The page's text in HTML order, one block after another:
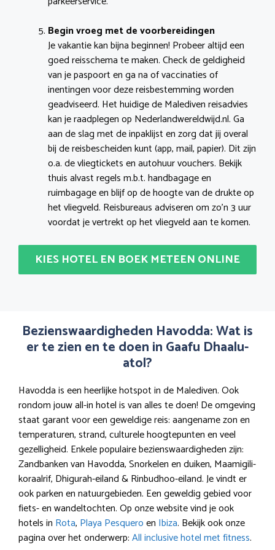
Begin vroeg met de voorbereidingen
Je vakantie kan bijna beginnen! Probeer altijd een
goed reisschema te maken. Check de geldigheid
van je paspoort en ga na of vaccinaties of
inentingen voor deze reisbestemming worden
geadviseerd. Het huidige de Malediven reisadvies
kan je raadplegen op Nederlandwereldwijd.nl. Ga
aan de slag met de inpaklijst en zorg dat jij overal
bij de reisbescheiden kunt (app, mail, papier). Dit zijn
o.a. de vliegtickets en autohuur vouchers. Bekijk
thuis alvast regels m.b.t. handbagage en
ruimbagage en blijf op de hoogte van de drukte op
het vliegveld. Reisbureaus adviseren om zo’n 3 uur
voordat je vertrekt op het vliegveld aan te komen.
KIES HOTEL EN BOEK METEEN ONLINE
Bezienswaardigheden Havodda: Wat is
er te zien en te doen in Gaafu Dhaalu-
atol?
Havodda is een heerlijke hotspot in de Malediven. Ook
rondom jouw all-in hotel is van alles te doen! De omgeving
staat garant voor een geweldige reis: aangename zon en
temperaturen, strand, culturele hoogtepunten en veel
gezelligheid. Enkele populaire bezienswaardigheden zijn:
Zandbanken van Havodda, Snorkelen en duiken, Maamigili-
koraalrif, Dhigurah-eiland & Rinbudhoo-eiland. Je vindt er
ook parken en natuurgebieden. Een geweldig gebied voor
fiets- en wandeltochten. Op onze website vind je ook
hotels in Rota, Playa Pesqueroen Ibiza. Bekijk ook onze
pagina over het onderwerp:All inclusive hotel met fitness.